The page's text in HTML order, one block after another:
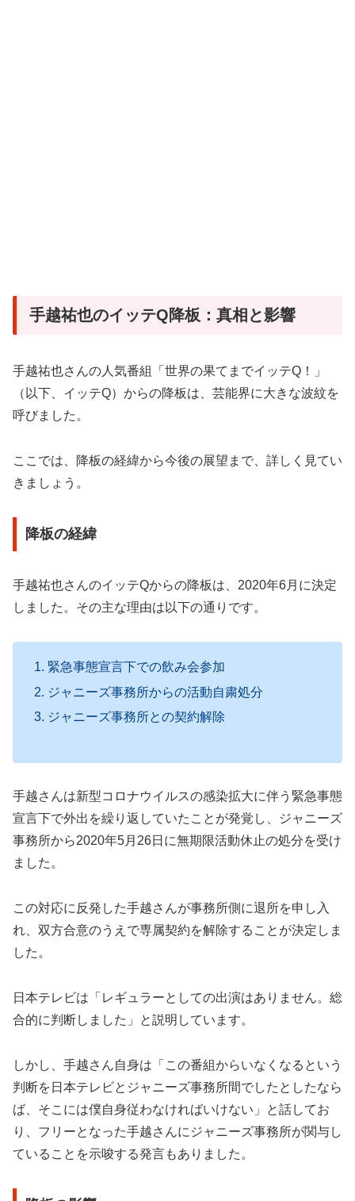
手越祐也のイッテQ降板：真相と影響
手越祐也さんの人気番組「世界の果てまでイッテQ！」
（以下、イッテQ）からの降板は、芸能界に大きな波紋を
呼びました。
ここでは、降板の経緯から今後の展望まで、詳しく見てい
きましょう。
降板の経緯
手越祐也さんのイッテQからの降板は、2020年6月に決定
しました。その主な理由は以下の通りです。
緊急事態宣言下での飲み会参加
ジャニーズ事務所からの活動自粛処分
ジャニーズ事務所との契約解除
手越さんは新型コロナウイルスの感染拡大に伴う緊急事態
宣言下で外出を繰り返していたことが発覚し、ジャニーズ
事務所から2020年5月26日に無期限活動休止の処分を受け
ました 。
この対応に反発した手越さんが事務所側に退所を申し入
れ、双方合意のうえで専属契約を解除することが決定しま
した 。
日本テレビは「レギュラーとしての出演はありません。総
合的に判断しました」と説明しています。
しかし、手越さん自身は「この番組からいなくなるという
判断を日本テレビとジャニーズ事務所間でしたとしたなら
ば、そこには僕自身従わなければいけない」と話してお
り、フリーとなった手越さんにジャニーズ事務所が関与し
ていることを示唆する発言もありました 。